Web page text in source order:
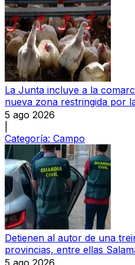
La Junta incluye a la
nueva zona restringida por
5 ago 2026
Categoría: Campo
Detienen al autor de una
provincias, entre ellas
5 ago 2026